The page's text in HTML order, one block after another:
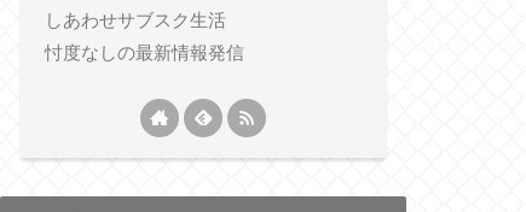
しあわせサブスク生活
忖度なしの最新情報発信